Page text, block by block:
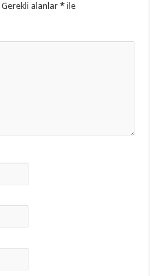
Gerekli alanlar* ile